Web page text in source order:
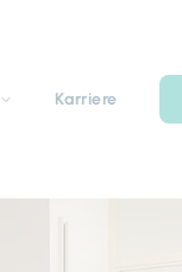
Karriere